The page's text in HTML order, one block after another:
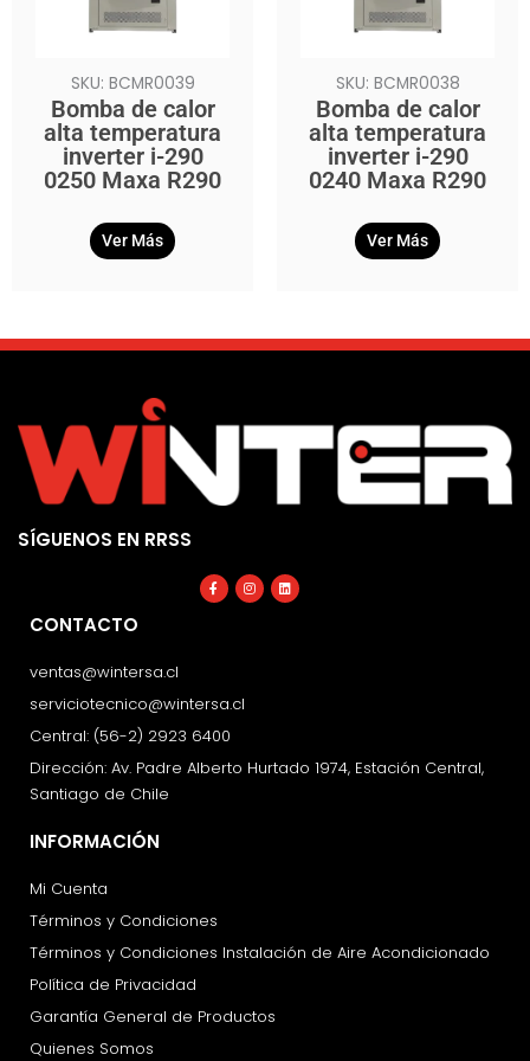
SKU: BCMR0039
Bomba de calor
alta temperatura
inverter i-290
0250 Maxa R290
Ver Más
SKU: BCMR0038
Bomba de calor
alta temperatura
inverter i-290
0240 Maxa R290
Ver Más
SÍGUENOS EN RRSS
Facebook-
f
Instagram
Linkedin
CONTACTO
ventas@wintersa.cl
serviciotecnico@wintersa.cl
Central: (56-2) 2923 6400
Dirección: Av. Padre Alberto Hurtado 1974, Estación Central,
Santiago de Chile
INFORMACIÓN
Mi Cuenta
Términos y Condiciones
Términos y Condiciones Instalación de Aire Acondicionado
Política de Privacidad
Garantía General de Productos
Quienes Somos